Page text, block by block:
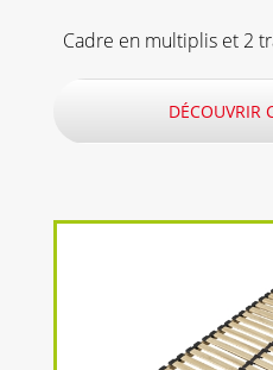
Cadre en multiplis et 2
DÉCOUVRIR